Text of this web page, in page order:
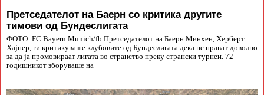
Претседателот на Баерн со критика другите
тимови од Бундеслигата
ФОТО: FC Bayern Munich/fb Претседателот на Баерн Минхен, Херберт
Хајнер, ги критикуваше клубовите од Бундеслигата дека не прават доволно
за да ја промовираат лигата во странство преку странски турнеи. 72-
годишникот зборуваше на